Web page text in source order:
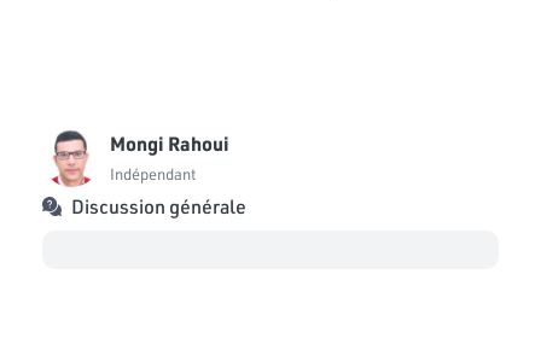
Mongi Rahoui
Indépendant
Discussion générale